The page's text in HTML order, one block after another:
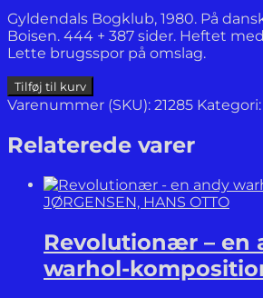
Gyldendals Bogklub, 1980. På
Boisen. 444 + 387 sider. Heftet
Lette brugsspor på omslag.
Ulysses.
1+2.
Tilføj til kurv
Varenummer (SKU): 21285 Kategori:
Relaterede varer
JØRGENSEN, HANS OTTO
Revolutionær – en
warhol-